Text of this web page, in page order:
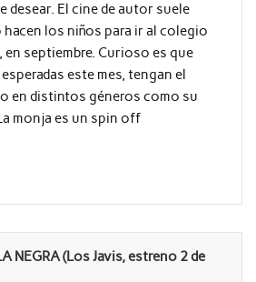
desear. El cine de autor suele
los niños para ir al colegio
septiembre. Curioso es que
este mes, tengan el
en distintos géneros como su
monja es un spin off
NEGRA (Los Javis, estreno 2 de